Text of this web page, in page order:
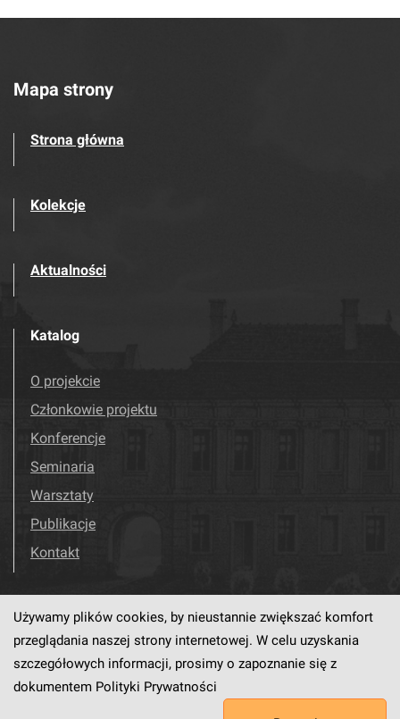
Mapa strony
Strona główna
Kolekcje
Aktualności
Katalog
O projekcie
Członkowie projektu
Konferencje
Seminaria
Warsztaty
Publikacje
Kontakt
Odwiedź nas! Facebook
Używamy plików cookies, by nieustannie zwiększać komfort
przeglądania naszej strony internetowej. W celu uzyskania
szczegółowych informacji, prosimy o zapoznanie się z
dokumentem Polityki Prywatności